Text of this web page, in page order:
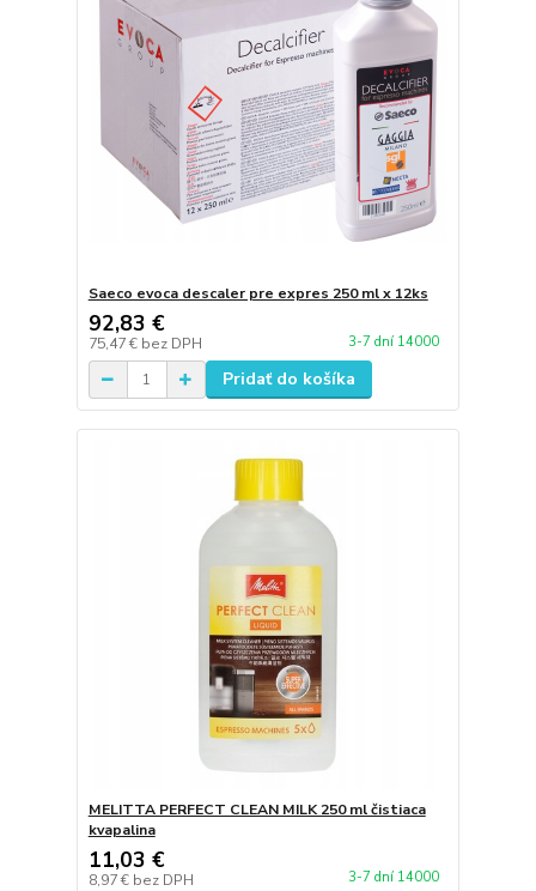
Saeco evoca descaler pre expres 250 ml x 12ks
92,83 €
75,47 € bez DPH 3-7 dní 14000
Pridať do košíka
MELITTA PERFECT CLEAN MILK 250 ml čistiaca
kvapalina
11,03 €
8,97 € bez DPH 3-7 dní 14000